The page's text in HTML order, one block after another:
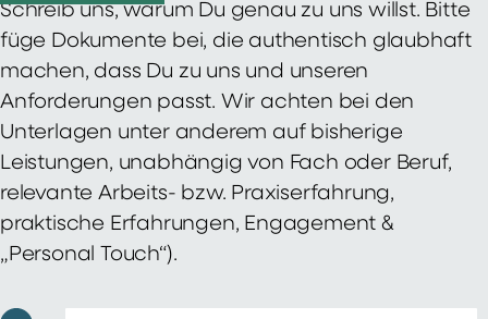
Schreib uns, warum Du genau zu uns willst. Bitte
füge Dokumente bei, die authentisch glaubhaft
machen, dass Du zu uns und unseren
Anforderungen passt. Wir achten bei den
Unterlagen unter anderem auf bisherige
Leistungen, unabhängig von Fach oder Beruf,
relevante Arbeits- bzw. Praxiserfahrung,
praktische Erfahrungen, Engagement &
„Personal Touch“).